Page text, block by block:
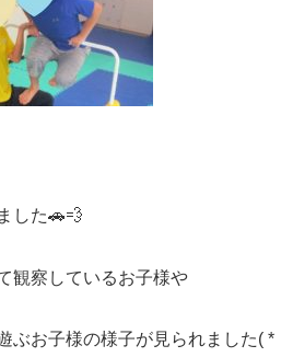
した🚗💨
観察しているお子様や
ぶお子様の様子が見られました( *